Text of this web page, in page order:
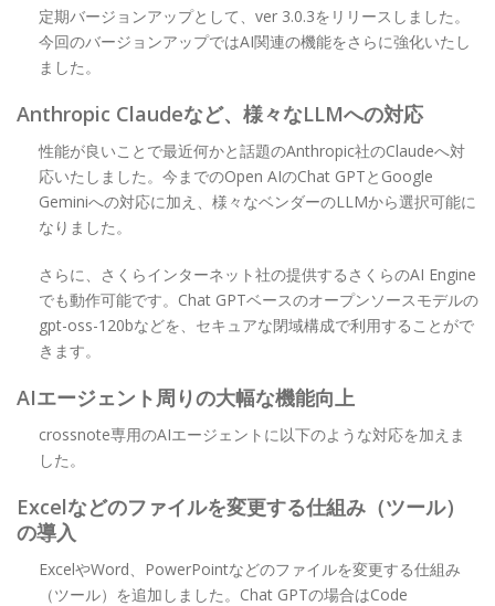
定期バージョンアップとして、ver 3.0.3をリリースしました。
今回のバージョンアップではAI関連の機能をさらに強化いたし
ました。
Anthropic Claudeなど、様々なLLMへの対応
性能が良いことで最近何かと話題のAnthropic社のClaudeへ対
応いたしました。今までのOpen AIのChat GPTとGoogle
Geminiへの対応に加え、様々なベンダーのLLMから選択可能に
なりました。
さらに、さくらインターネット社の提供するさくらのAI Engine
でも動作可能です。Chat GPTベースのオープンソースモデルの
gpt-oss-120bなどを、セキュアな閉域構成で利用することがで
きます。
AIエージェント周りの大幅な機能向上
crossnote専用のAIエージェントに以下のような対応を加えま
した。
Excelなどのファイルを変更する仕組み（ツール）
の導入
ExcelやWord、PowerPointなどのファイルを変更する仕組み
（ツール）を追加しました。Chat GPTの場合はCode